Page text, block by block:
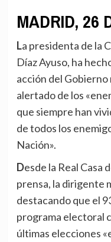
MADRID, 26
La presidenta de la Comunidad de Madrid, Isabel
Díaz Ayuso, ha
acción del Gobierno
alertado de los
que siempre han
de todos los
Nación».
Desde la Real Casa de Correos, en una rueda de
prensa, la dirigente
destacando que el
programa electoral
últimas elecciones